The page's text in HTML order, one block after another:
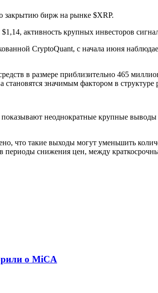
закрытию бирж на рынке $XRP.
активность крупных инвесторов
CryptoQuant, с начала июня
в размере приблизительно 465
значимым фактором в структуре
неоднократные крупные выводы
что такие выходы могут уменьшить
периоды снижения цен, между
о MiCA